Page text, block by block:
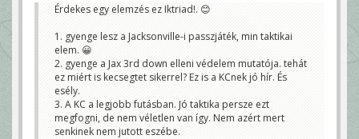
Érdekes egy elemzés ez Iktriad!. 😊
1. gyenge lesz a Jacksonville-i passzjáték, min taktikai
elem. 😀
2. gyenge a Jax 3rd down elleni védelem mutatója. tehát
ez miért is kecsegtet sikerrel? Ez is a KCnek jó hír. És
esély.
3. A KC a legjobb futásban. Jó taktika persze ezt
megfogni, de nem véletlen van így. Nem azért mert
senkinek nem jutott eszébe.